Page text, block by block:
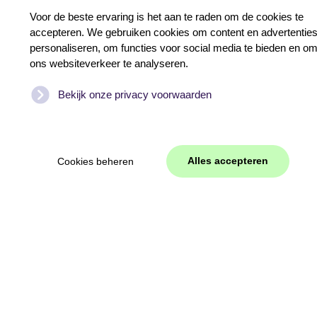
Voor de beste ervaring is het aan te raden om de cookies te
accepteren. We gebruiken cookies om content en
personaliseren, om functies voor social media te bieden en om
ons websiteverkeer te analyseren.
Bekijk onze privacy voorwaarden
Cookies beheren Alles accepteren